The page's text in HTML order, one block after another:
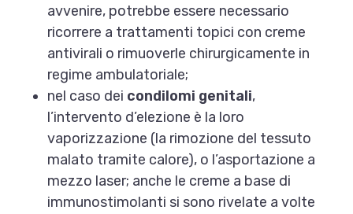
avvenire, potrebbe essere necessario
ricorrere a trattamenti topici con creme
antivirali o rimuoverle chirurgicamente in
regime ambulatoriale;
nel caso dei condilomi genitali,
l’intervento d’elezione è la loro
vaporizzazione (la rimozione del tessuto
malato tramite calore), o l’asportazione a
mezzo laser; anche le creme a base di
immunostimolanti si sono rivelate a volte